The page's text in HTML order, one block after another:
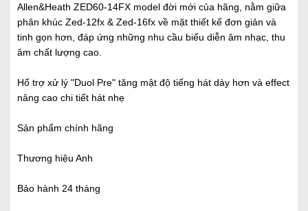
Allen&Heath ZED60-14FX model đời mới của hãng, nằm giữa
phân khúc Zed-12fx & Zed-16fx về mặt thiết kế đơn giản và
tinh gọn hơn, đáp ứng những nhu cầu biểu diễn âm nhạc, thu
âm chất lượng cao.
Hổ trợ xử lý "Duol Pre" tăng mật độ tiếng hát dày hơn và effect
nâng cao chi tiết hát nhẹ
Sản phẩm chính hãng
Thương hiệu Anh
Bảo hành 24 tháng